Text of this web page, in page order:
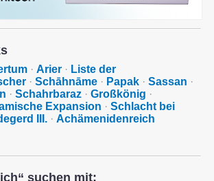
· Arier · Liste der
· Schāhnāme · Papak · Sassan ·
· Schahrbaraz · Großkönig ·
Expansion · Schlacht bei
III. · Achämenidenreich
suchen mit: